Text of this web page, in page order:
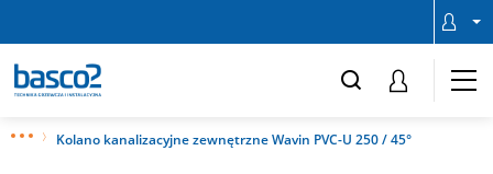
Kolano kanalizacyjne zewnętrzne Wavin PVC-U 250 / 45°